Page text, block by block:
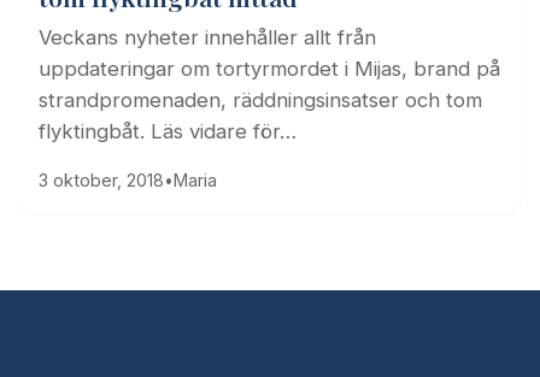
Veckans nyheter innehåller allt från
uppdateringar om tortyrmordet i Mijas, brand på
strandpromenaden, räddningsinsatser och tom
flyktingbåt. Läs vidare för…
3 oktober, 2018•Maria